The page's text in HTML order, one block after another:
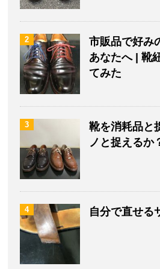
2
市販品で好み
あなたへ | 靴
てみた
3
靴を消耗品と
ノと捉えるか
4 自分で直せる